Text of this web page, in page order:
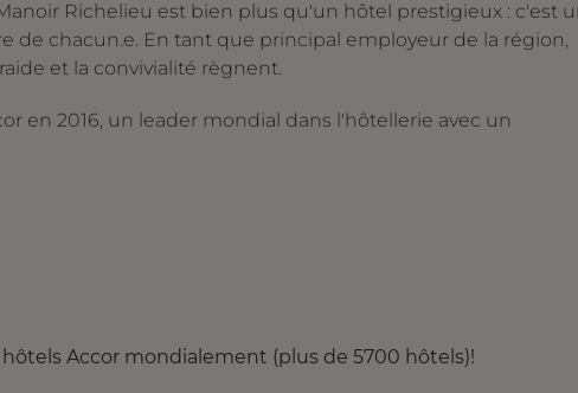
Richelieu est bien plus qu'un hôtel prestigieux : c'est
de chacun.e. En tant que principal employeur de la région,
et la convivialité règnent.
en 2016, un leader mondial dans l'hôtellerie avec un
Accor mondialement (plus de 5700 hôtels)!